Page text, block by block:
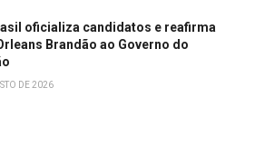
oficializa candidatos e reafirma
Brandão ao Governo do
DE 2026